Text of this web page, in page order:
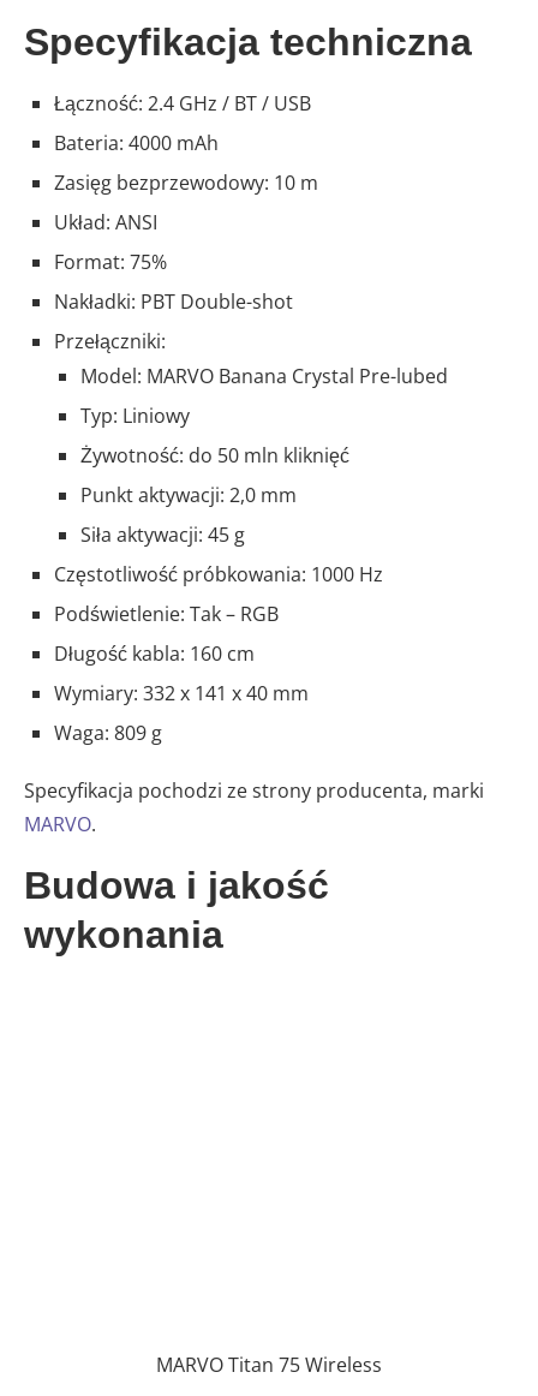
Specyfikacja techniczna
Łączność: 2.4 GHz / BT / USB
Bateria: 4000 mAh
Zasięg bezprzewodowy: 10 m
Układ: ANSI
Format: 75%
Nakładki: PBT Double-shot
Przełączniki:
Model: MARVO Banana Crystal Pre-lubed
Typ: Liniowy
Żywotność: do 50 mln kliknięć
Punkt aktywacji: 2,0 mm
Siła aktywacji: 45 g
Częstotliwość próbkowania: 1000 Hz
Podświetlenie: Tak – RGB
Długość kabla: 160 cm
Wymiary: 332 x 141 x 40 mm
Waga: 809 g
Specyfikacja pochodzi ze strony producenta, marki
MARVO.
Budowa i jakość
wykonania
MARVO Titan 75 Wireless